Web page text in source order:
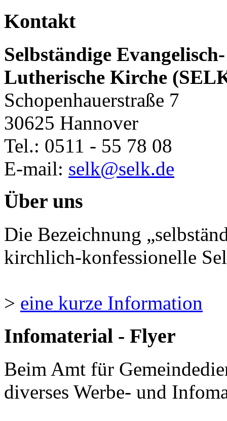
Kontakt
Selbständige Evangelisch-
Lutherische Kirche
Schopenhauerstraße 7
30625 Hannover
Tel.: 0511 - 55 78 08
E-mail: selk@selk.de
Über uns
Die Bezeichnung
kirchlich-konfessionelle
> eine kurze Information
Infomaterial - Flyer
Beim Amt für
diverses Werbe- und